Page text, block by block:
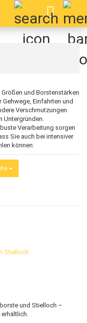
und Borstenstärken
Einfahrten und
Verschmutzungen
Untergründen.
Verarbeitung sorgen
Sie auch bei intensiver
können.
und Stielloch –
erhältlich.